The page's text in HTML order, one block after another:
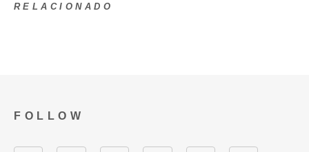
RELACIONADO
FOLLOW